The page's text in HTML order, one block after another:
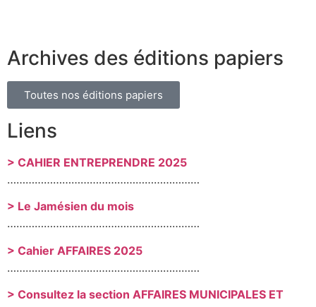
Archives des éditions papiers
Toutes nos éditions papiers
Liens
> CAHIER ENTREPRENDRE 2025
………………………………………………………
> Le Jamésien du mois
………………………………………………………
> Cahier AFFAIRES 2025
………………………………………………………
> Consultez la section AFFAIRES MUNICIPALES ET